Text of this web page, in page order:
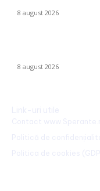
8 august 2026
8 august 2026